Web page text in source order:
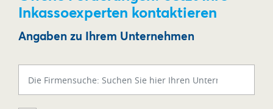
Inkassoexperten kontaktieren
Angaben zu Ihrem Unternehmen